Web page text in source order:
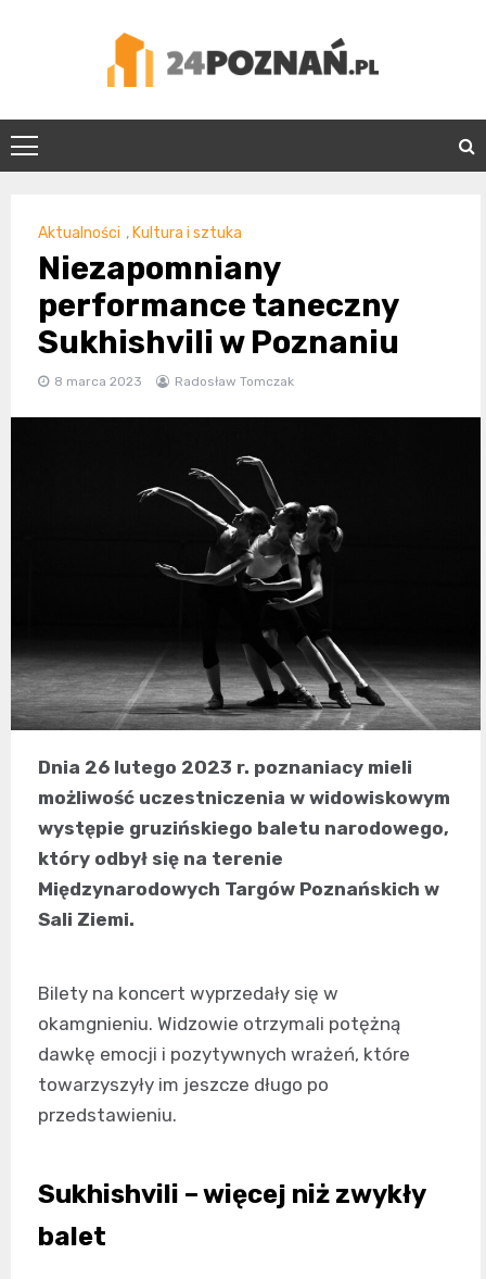
24Poznań.pl
Aktualności , Kultura i sztuka
Niezapomniany
performance taneczny
Sukhishvili w Poznaniu
8 marca 2023 Radosław Tomczak
Dnia 26 lutego 2023 r. poznaniacy mieli
możliwość uczestniczenia w widowiskowym
występie gruzińskiego baletu narodowego,
który odbył się na terenie
Międzynarodowych Targów Poznańskich w
Sali Ziemi.
Bilety na koncert wyprzedały się w
okamgnieniu. Widzowie otrzymali potężną
dawkę emocji i pozytywnych wrażeń, które
towarzyszyły im jeszcze długo po
przedstawieniu.
Sukhishvili – więcej niż zwykły
balet